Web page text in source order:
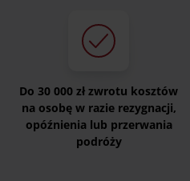
Do 30 000 zł zwrotu kosztów
na osobę w razie rezygnacji,
opóźnienia lub przerwania
podróży